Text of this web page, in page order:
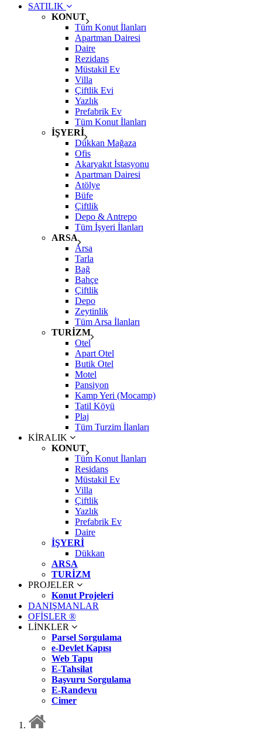
SATILIK
KONUT
Tüm Konut İlanları
Apartman Dairesi
Daire
Rezidans
Müstakil Ev
Villa
Çiftlik Evi
Yazlık
Prefabrik Ev
Tüm Konut İlanları
İŞYERİ
Dükkan Mağaza
Ofis
Akaryakıt İstasyonu
Apartman Dairesi
Atölye
Büfe
Çiftlik
Depo & Antrepo
Tüm İşyeri İlanları
ARSA
Arsa
Tarla
Bağ
Bahçe
Çiftlik
Depo
Zeytinlik
Tüm Arsa İlanları
TURİZM
Otel
Apart Otel
Butik Otel
Motel
Pansiyon
Kamp Yeri (Mocamp)
Tatil Köyü
Plaj
Tüm Turzim İlanları
KİRALIK
KONUT
Tüm Konut İlanları
Residans
Müstakil Ev
Villa
Çiftlik
Yazlık
Prefabrik Ev
Daire
İŞYERİ
Dükkan
ARSA
TURİZM
PROJELER
Konut Projeleri
DANIŞMANLAR
OFİSLER ®
LİNKLER
Parsel Sorgulama
e-Devlet Kapısı
Web Tapu
E-Tahsilat
Başvuru Sorgulama
E-Randevu
Cimer